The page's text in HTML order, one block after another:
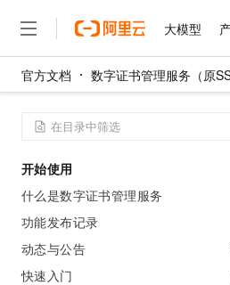
大模型
官方文档 数字证书管理服务（原
开始使用
什么是数字证书管理服务
功能发布记录
动态与公告
快速入门
大模型
产品
精选产品
计算
解决方案
精选解决方案
互联网应用开发
权益
定价
云市场
伙伴
服务
了解阿里云